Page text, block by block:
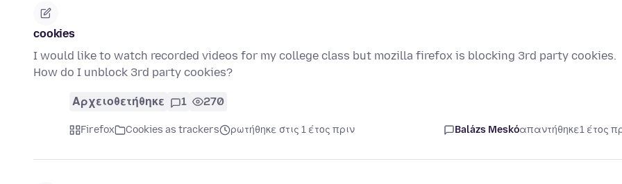
cookies
I would like to watch recorded videos for my college class but mozilla firefox is blocking 3rd party cookies.
How do I unblock 3rd party cookies?
Αρχειοθετήθηκε 1 270
Firefox Cookies as trackers ρωτήθηκε στις 1 έτος πριν Balázs Meskóαπαντήθηκε1 έτος